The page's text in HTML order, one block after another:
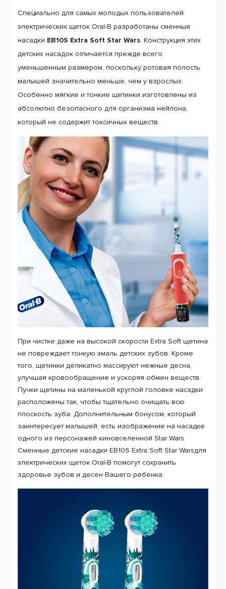
Специально для самых молодых пользователей
электрических щеток Oral-B разработаны сменные
насадки EB10S Extra Soft Star Wars. Конструкция этих
детских насадок отличается прежде всего
уменьшенным размером, поскольку ротовая полость
малышей значительно меньше, чем у взрослых.
Особенно мягкие и тонкие щетинки изготовлены из
абсолютно безопасного для организма нейлона,
который не содержит токсичных веществ.
При чистке даже на высокой скорости Extra Soft щетина
не повреждает тонкую эмаль детских зубов. Кроме
того, щетинки деликатно массируют нежные десна,
улучшая кровообращение и ускоряя обмен веществ.
Пучки щетины на маленькой круглой головке насадки
расположены так, чтобы тщательно очищать всю
плоскость зуба. Дополнительным бонусом, который
заинтересует малышей, есть изображение на насадке
одного из персонажей киновселенной Star Wars.
Сменные детские насадки EB10S Extra Soft Star Warsдля
электрических щеток Oral-B помогут сохранить
здоровье зубов и десен Вашего ребенка.